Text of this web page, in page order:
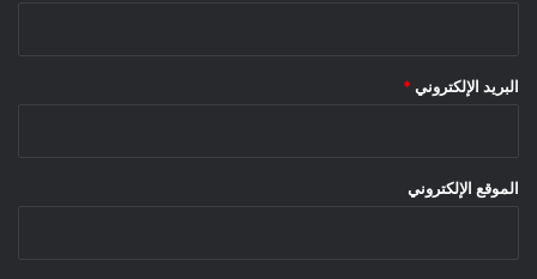
البريد الإلكتروني *
الموقع الإلكتروني